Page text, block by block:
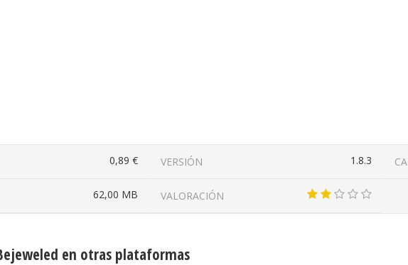
0,89 € VERSIÓN 1.8.3
62,00 MB VALORACIÓN
en otras plataformas